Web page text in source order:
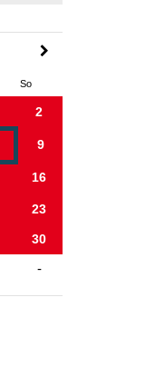
So
2
9
16
23
30
-